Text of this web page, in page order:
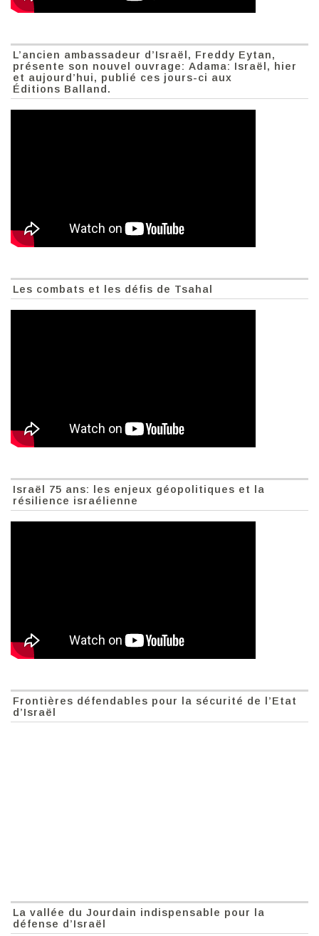
L’ancien ambassadeur d’Israël, Freddy Eytan,
présente son nouvel ouvrage: Adama: Israël, hier
et aujourd’hui, publié ces jours-ci aux
Éditions Balland.
Les combats et les défis de Tsahal
Israël 75 ans: les enjeux géopolitiques et la
résilience israélienne
Frontières défendables pour la sécurité de l’Etat
d’Israël
La vallée du Jourdain indispensable pour la
défense d’Israël